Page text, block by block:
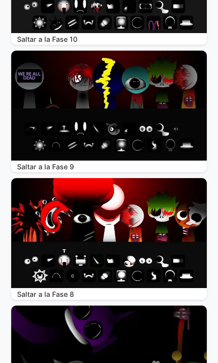
Saltar a la Fase 10
Saltar a la Fase 9
Saltar a la Fase 8